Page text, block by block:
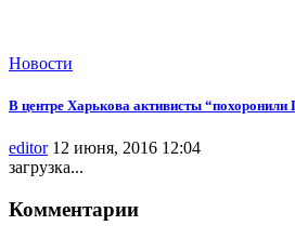
Новости
В центре Харькова активисты “похоронили
editor 12 июня, 2016 12:04
загрузка...
Комментарии